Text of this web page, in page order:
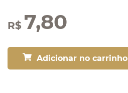
R$ 7,80
Adicionar no carrinho